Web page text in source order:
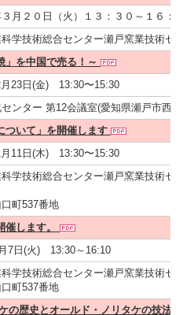
月２０日（火）１３：３０～１６：
学技術総合センター瀬戸窯業技術セ
」を中国で売る！～
23日(金) 13:30〜15:30
ンター 第12会議室(愛知県瀬戸市西
ついて」を開催します
11日(木) 13:30〜15:30
学技術総合センター瀬戸窯業技術セ
町537番地
します。
7日(火) 13:30～16:10
学技術総合センター瀬戸窯業技術セ
町537番地
の歴史とオールド・ノリタケの技法